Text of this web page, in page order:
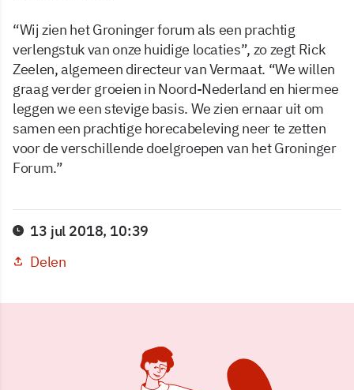
“Wij zien het Groninger forum als een prachtig
verlengstuk van onze huidige locaties”, zo zegt Rick
Zeelen, algemeen directeur van Vermaat. “We willen
graag verder groeien in Noord-Nederland en hiermee
leggen we een stevige basis. We zien ernaar uit om
samen een prachtige horecabeleving neer te zetten
voor de verschillende doelgroepen van het Groninger
Forum.”
13 jul 2018, 10:39
Delen